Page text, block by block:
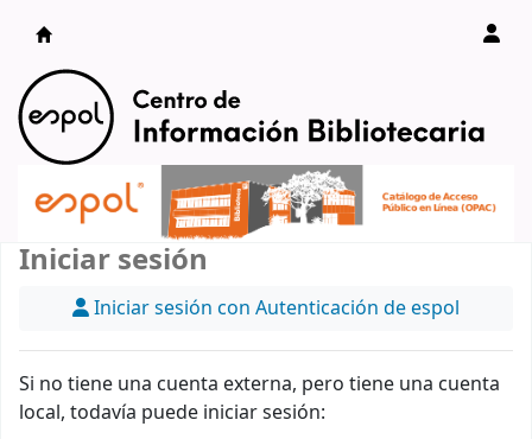
Catálogo en línea
Iniciar sesión
Iniciar sesión con Autenticación de espol
Si no tiene una cuenta externa, pero tiene una cuenta
local, todavía puede iniciar sesión: